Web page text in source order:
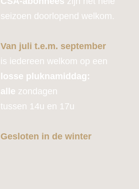
seizoen doorlopend welkom.
Van juli t.e.m. september
is iedereen welkom op een
losse pluknamiddag:
alle zondagen
tussen 14u en 17u
Gesloten in de winter